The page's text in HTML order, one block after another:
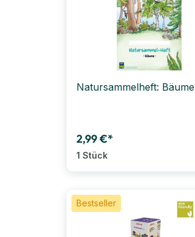
Natursammelheft: Bäume
2,99 €*
1 Stück
Bestseller